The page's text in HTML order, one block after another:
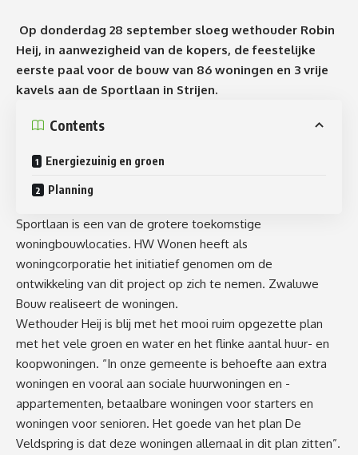
Op donderdag 28 september sloeg wethouder Robin
Heij, in aanwezigheid van de kopers, de feestelijke
eerste paal voor de bouw van 86 woningen en 3 vrije
kavels aan de Sportlaan in Strijen.
Contents
Energiezuinig en groen
Planning
Sportlaan is een van de grotere toekomstige
woningbouwlocaties. HW Wonen heeft als
woningcorporatie het initiatief genomen om de
ontwikkeling van dit project op zich te nemen. Zwaluwe
Bouw realiseert de woningen.
Wethouder Heij is blij met het mooi ruim opgezette plan
met het vele groen en water en het flinke aantal huur- en
koopwoningen. “In onze gemeente is behoefte aan extra
woningen en vooral aan sociale huurwoningen en -
appartementen, betaalbare woningen voor starters en
woningen voor senioren. Het goede van het plan De
Veldspring is dat deze woningen allemaal in dit plan zitten”.